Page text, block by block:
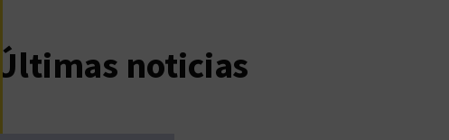
Últimas noticias